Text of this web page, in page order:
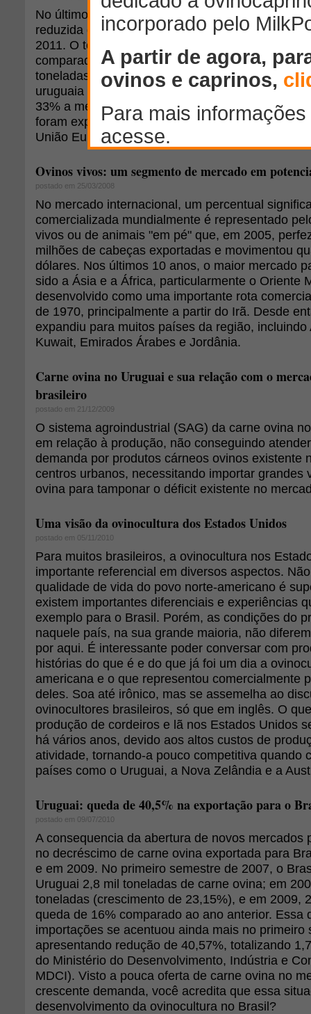
No último mês de março, o Brasil importou uma
reduzida de carne ovina comparado a 2010 e
2011. O total importado foi de 158 toneladas,
comparado a fevereiro. Em março de 2010, o
toneladas. É válido lembrar que as exportações
uruguaia com osso no primeiro trimestre foram
33% a menos do que no mesmo período do ano
foram exportadas 5.951 toneladas. Os principais
União Europeia, Mercosul e China,
Ovinos vivos: um segmento de mercado em
postado em 25/03/2008
No mercado internacional, um percentual
comercializada mundialmente é representado
vivos ou de animais "em pé" que, em 2005,
milhões de cabeças exportadas e movimentou
dólares. Nos últimos 10 anos, o maior mercado
sido a Ásia e a África, particularmente o Oriente
desenvolvido como uma importante rota
de 1970, principalmente a partir do Irã. Desde
expandiu para muitos países da região, incluindo
Kuwait, Emirados Árabes e Jordânia.
Carne ovina no Uruguai e sua relação com o
brasileiro
postado em 21/12/2009
O sistema agroindustrial (SAG) da carne ovina
em relação à produção, não conseguindo
demanda por produtos cárneos ovinos existente
centros urbanos, necessitando importar grandes
ovina para tamponar o déficit existente no
Uma visão da ovinocultura dos Estados Unidos
postado em 05/11/2010
Para muitos brasileiros, a ovinocultura nos
importante referencial em diversos aspectos.
qualidade de vida do povo norte-americano é
existem importantes diferenciais e experiências
exemplo para o Brasil. Porém, as condições do
naquele país, na sua grande maioria, não
por aqui. É interessante poder conversar com
histórias do que é e do que já foi um dia a
americana e o que representou comercialmente
deles. Soa até irônico, mas se assemelha ao
ovinocultores brasileiros, só que em inglês. O
produção de cordeiros e lã nos Estados Unidos
há vários anos, devido aos altos custos de
atividade, tornando-a pouco competitiva quando
países como o Uruguai, a Nova Zelândia e a
Uruguai: queda de 40,5% na exportação para o
postado em 09/07/2010
A consequencia da abertura de novos mercados
no decréscimo de carne ovina exportada para
e em 2009. No primeiro semestre de 2007, o
Uruguai 2,8 mil toneladas de carne ovina; em
toneladas (crescimento de 23,15%), e em 2009,
queda de 16% comparado ao ano anterior. Essa
importações se acentuou ainda mais no primeiro
apresentando redução de 40,57%, totalizando
do Ministério do Desenvolvimento, Indústria e
MDCI). Visto a pouca oferta de carne ovina no
crescente demanda, você acredita que essa
desenvolvimento da ovinocultura no Brasil?